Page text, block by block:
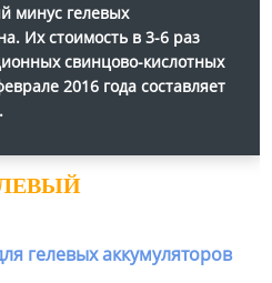
минус гелевых
Их стоимость в 3-6 раз
свинцово-кислотных
2016 года составляет
.